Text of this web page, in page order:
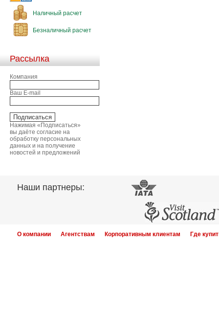
Наличный расчет
Безналичный расчет
Рассылка
Компания
Ваш E-mail
Нажимая «Подписаться»
вы даёте согласие на
обработку персональных
данных и на получение
новостей и предложений
Наши партнеры:
О компании Агентствам Корпоративным клиентам Где